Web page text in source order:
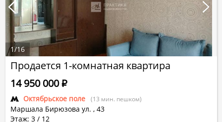
Продается 1-комнатная квартира
Октябрьское поле (13 мин. пешком)
Маршала Бирюзова ул. , 43
Этаж: 3 / 12
14 950 000Р
1/16